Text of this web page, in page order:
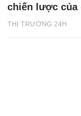
THỊ TRƯỜNG 24H
chiến lược của